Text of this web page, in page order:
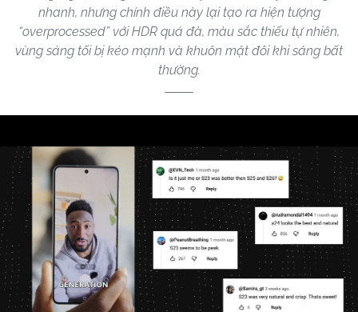
nhanh, nhưng chính điều này lại tạo ra hiện tượng
“overprocessed” với HDR quá đà, màu sắc thiếu tự nhiên,
vùng sáng tối bị kéo mạnh và khuôn mặt đôi khi sáng bất
thường.